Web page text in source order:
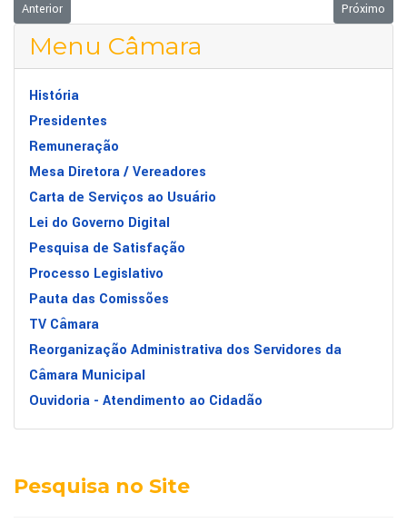
Artigo anterior: PROJETO OBRIGA AFIXAÇÃO DE NOMES DE MÉDICOS E
Anterior Próximo
Próximo
Menu Câmara
História
Presidentes
Remuneração
Mesa Diretora / Vereadores
Carta de Serviços ao Usuário
Lei do Governo Digital
Pesquisa de Satisfação
Processo Legislativo
Pauta das Comissões
TV Câmara
Reorganização Administrativa dos Servidores da
Câmara Municipal
Ouvidoria - Atendimento ao Cidadão
Pesquisa no Site